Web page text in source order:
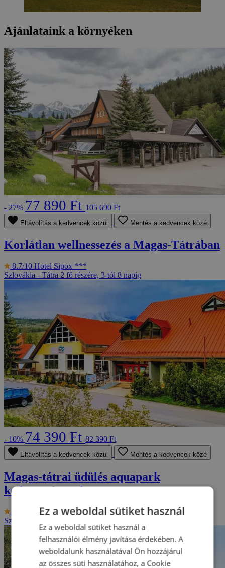
Ajánlataink a környéken
- 27% 77 890 Ft 105 690 Ft
Eltávolítás a kedvencek közül Mentés a kedvencek közé
Korlátlan wellnessezés a Magas-Tátrában
8.7/10 Hotel Sipox ***
Szlovákia - Tátra 2 fő részére, 3-tól 8 napig
- 10% 74 390 Ft 82 390 Ft
Eltávolítás a kedvencek közül Mentés a kedvencek közé
Magas-tátrai üdülés aquapark
kedvezménnyel
Hotel Rysy ***
Szlovákia - Tátra
Ez a weboldal sütiket használ
Ez a weboldal sütiket használ a
felhasználói élmény javítása érdekében. A
weboldalunk használatával Ön hozzájárul
az összes süti használatához, a Cookie